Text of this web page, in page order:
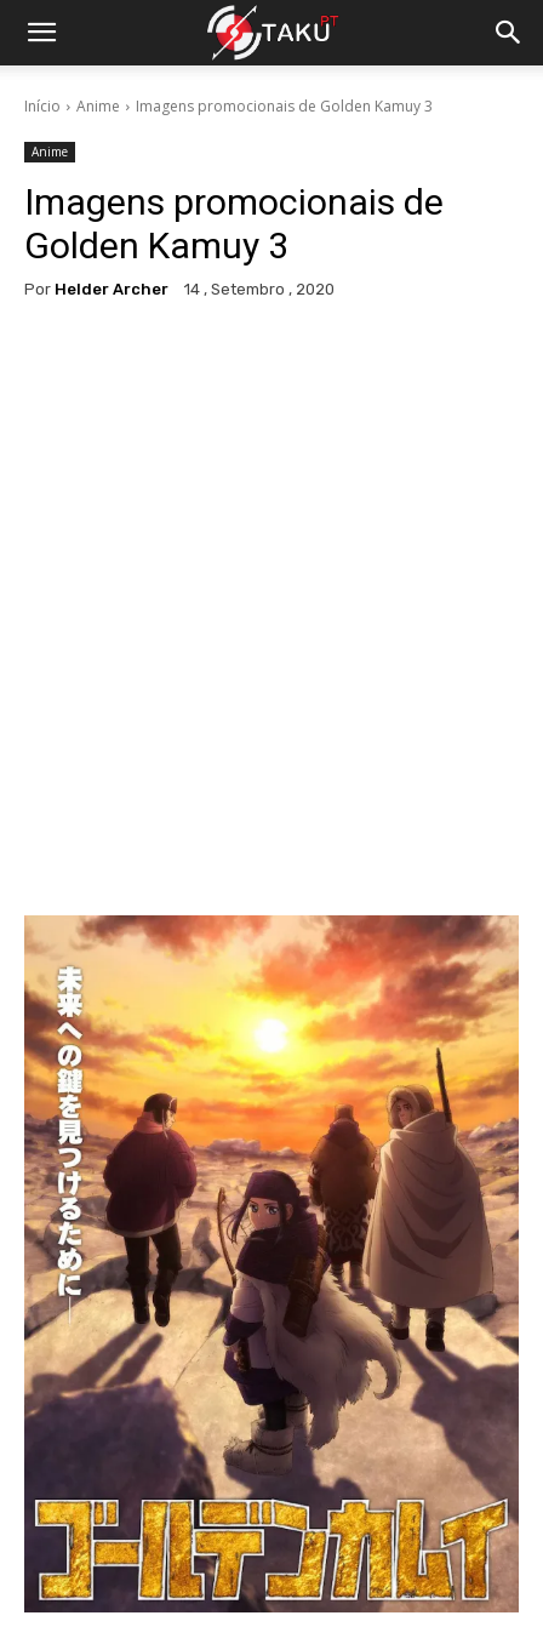
Início Anime Imagens promocionais de Golden Kamuy 3
Anime
Imagens promocionais de
Golden Kamuy 3
Por Helder Archer 14 , Setembro , 2020